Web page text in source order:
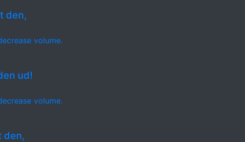
volume.
den,
volume.
ud!
den,